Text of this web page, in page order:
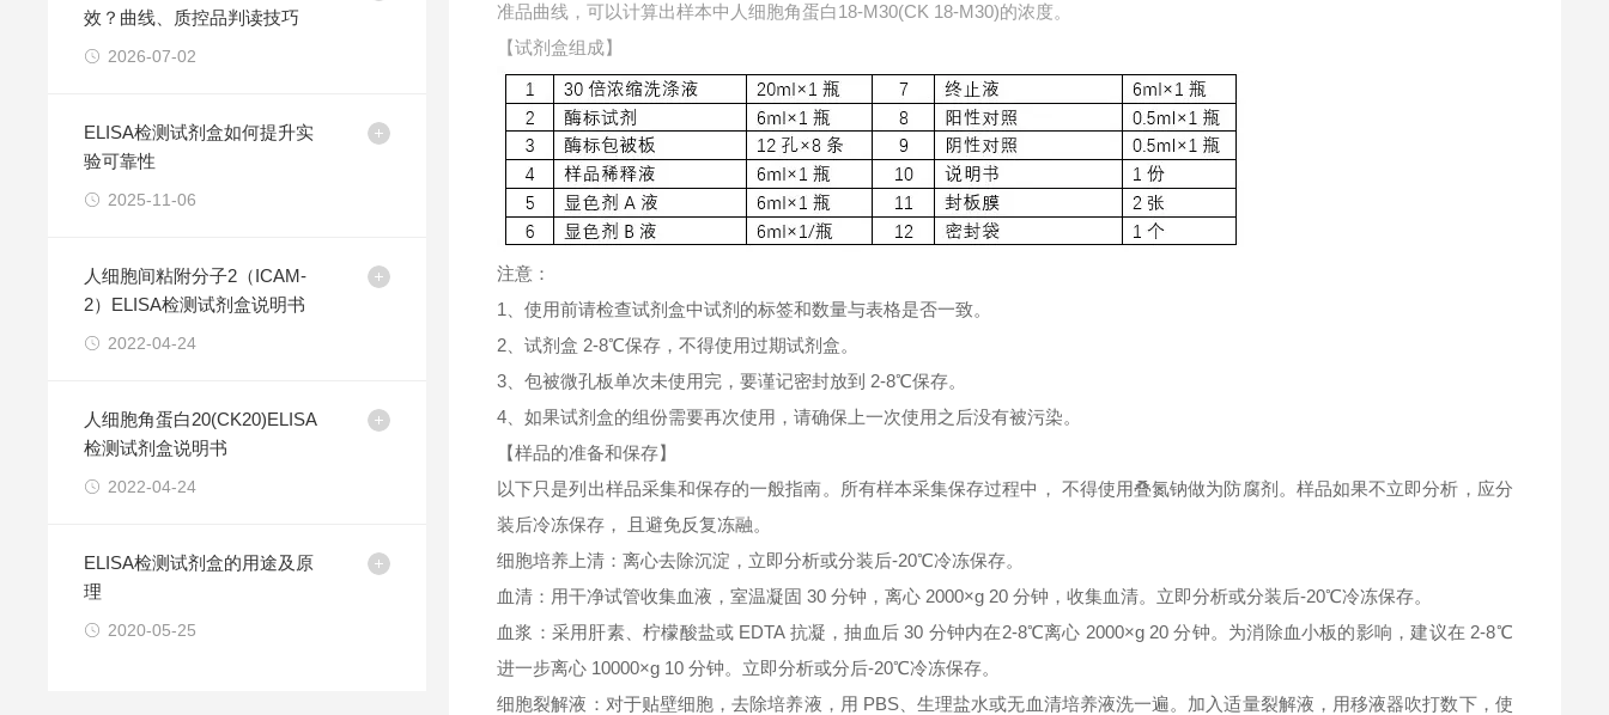
效？曲线、质控品判读技巧
2026-07-02
ELISA检测试剂盒如何提升实
验可靠性
2025-11-06
人细胞间粘附分子2（ICAM-
2）ELISA检测试剂盒说明书
2022-04-24
人细胞角蛋白20(CK20)ELISA
检测试剂盒说明书
2022-04-24
ELISA检测试剂盒的用途及原
理
2020-05-25
准品曲线，可以计算出样本中 人细胞角蛋白18-M30(CK 18-M30)的浓度。
【试剂盒组成】
注意：
1、使用前请检查试剂盒中试剂的标签和数量与表格是否一致。
2、试剂盒 2-8℃保存，不得使用过期试剂盒。
3、包被微孔板单次未使用完，要谨记密封放到 2-8℃保存。
4、如果试剂盒的组份需要再次使用，请确保上一次使用之后没有被污染。
【样品的准备和保存】
以下只是列出样品采集和保存的一般指南。所有样本采集保存过程中， 不得使用叠氮钠做为防腐剂。样品如果不立即分析，应分
装后冷冻保存， 且避免反复冻融。
细胞培养上清：离心去除沉淀，立即分析或分装后-20℃冷冻保存。
血清：用干净试管收集血液，室温凝固 30 分钟，离心 2000×g 20 分钟，收集血清。立即分析或分装后-20℃冷冻保存。
血浆：采用肝素、柠檬酸盐或 EDTA 抗凝，抽血后 30 分钟内在2-8℃离心 2000×g 20 分钟。为消除血小板的影响，建议在 2-8℃
进一步离心 10000×g 10 分钟。立即分析或分后-20℃冷冻保存。
细胞裂解液：对于贴壁细胞，去除培养液，用 PBS、生理盐水或无血清培养液洗一遍。加入适量裂解液，用移液器吹打数下，使